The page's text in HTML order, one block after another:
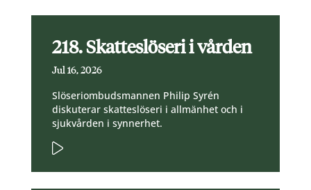
218. Skatteslöseri i vården
Jul 16, 2026
Slöseriombudsmannen Philip Syrén
diskuterar skatteslöseri i allmänhet och i
sjukvården i synnerhet.